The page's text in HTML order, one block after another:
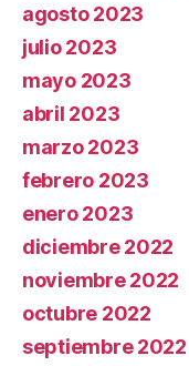
agosto 2023
julio 2023
mayo 2023
abril 2023
marzo 2023
febrero 2023
enero 2023
diciembre 2022
noviembre 2022
octubre 2022
septiembre 2022